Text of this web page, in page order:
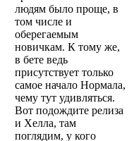
людям было проще, в
том числе и
оберегаемым
новичкам. К тому же,
в бете ведь
присутствует только
самое начало Нормала,
чему тут удивляться.
Вот подождите релиза
и Хелла, там
поглядим, у кого